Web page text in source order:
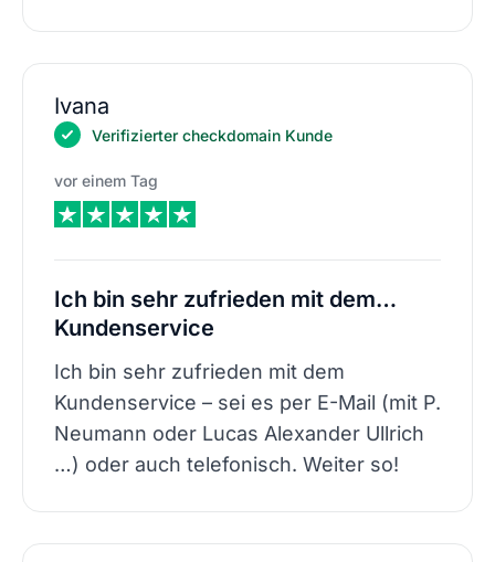
Ivana
Verifizierter checkdomain Kunde
vor einem Tag
Ich bin sehr zufrieden mit dem…
Kundenservice
Ich bin sehr zufrieden mit dem
Kundenservice – sei es per E-Mail (mit P.
Neumann oder Lucas Alexander Ullrich
…) oder auch telefonisch. Weiter so!